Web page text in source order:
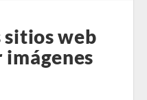
sitios web
imágenes